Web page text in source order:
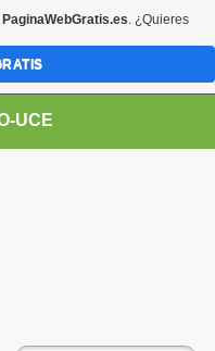
UCE
PaginaWebGratis.es. ¿Quieres